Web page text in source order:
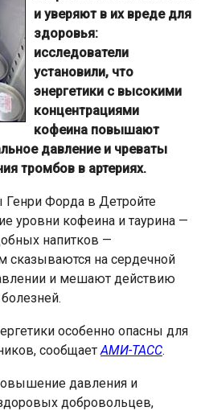
и уверяют в их вреде для
здоровья:
исследователи
установили, что
энергетики с высокими
концентрациями
кофеина повышают
давление и чреваты
тромбов в артериях.
Форда в Детройте
уровни кофеина и таурина —
напитков —
сказываются на сердечной
и мешают действию
особенно опасны для
сообщаетАМИ-ТАСС.
давления и
добровольцев,